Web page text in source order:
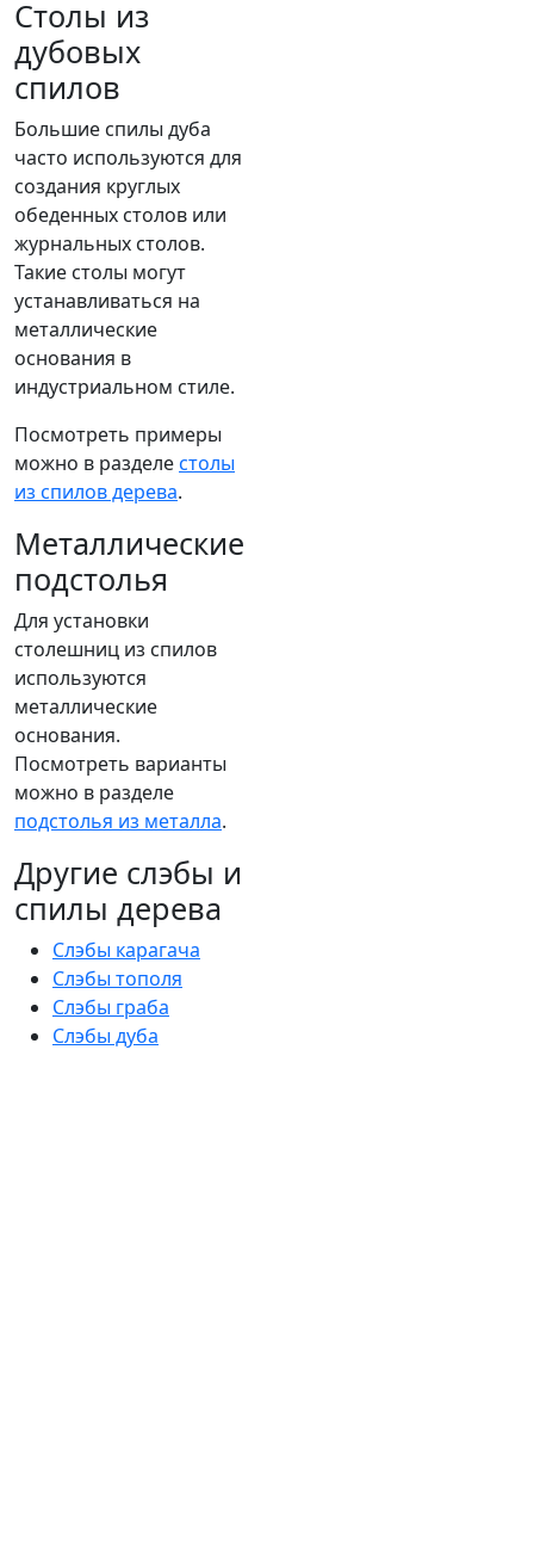
Столы из
дубовых
спилов
Большие спилы дуба
часто используются для
создания круглых
обеденных столов или
журнальных столов.
Такие столы могут
устанавливаться на
металлические
основания в
индустриальном стиле.
Посмотреть примеры
можно в разделестолы
из спилов дерева.
Металлические
подстолья
Для установки
столешниц из спилов
используются
металлические
основания.
Посмотреть варианты
можно в разделе
подстолья из металла.
Другие слэбы и
спилы дерева
Слэбы карагача
Слэбы тополя
Слэбы граба
Слэбы дуба